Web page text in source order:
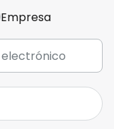
Empresa